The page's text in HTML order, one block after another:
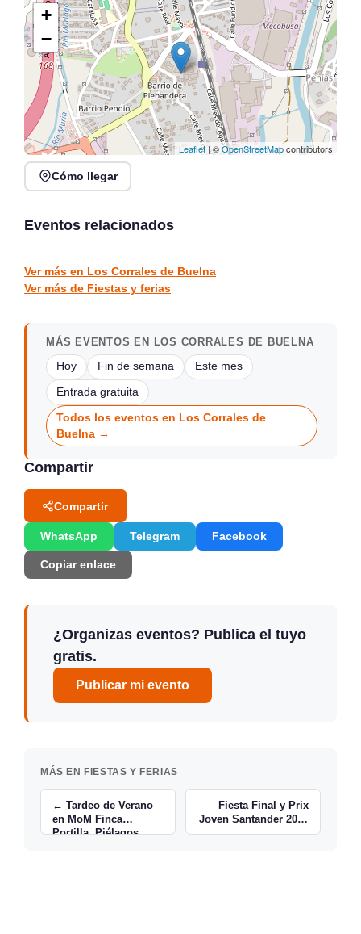
+
−
Leaflet| ©OpenStreetMapcontributors
Cómo llegar
Eventos relacionados
Fiestas de Cóbreces
Cobreces
Ver más en Los Corrales de Buelna
Ver más de Fiestas y ferias
MÁS EVENTOS EN LOS CORRALES DE BUELNA
Hoy Fin de semana Este mes
Entrada gratuita
Todos los eventos en Los Corrales de
Buelna →
Compartir
Compartir
WhatsApp Telegram Facebook
Copiar enlace
¿Organizas eventos? Publica el tuyo
gratis.
Publicar mi evento
MÁS EN FIESTAS Y FERIAS
← Tardeo de Verano
en MoM Finca
Portilla, Piélagos
Fiesta Final y Prix
Joven Santander 2026
→